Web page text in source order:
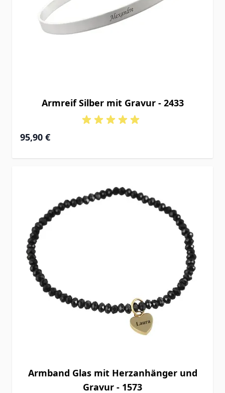
Armreif Silber mit Gravur - 2433
95,90 €
Armband Glas mit Herzanhänger und
Gravur - 1573